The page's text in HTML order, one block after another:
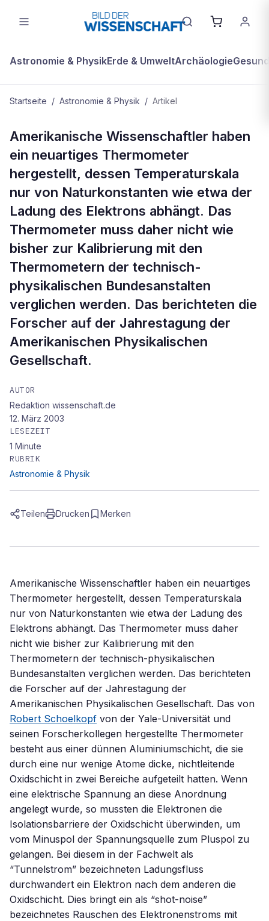
Astronomie & PhysikErde & UmweltArchäologie
Startseite / Astronomie & Physik / Artikel
Forscher: "Rausch-Thermometer"
macht Kalibrierung überflüssig
Amerikanische Wissenschaftler haben
ein neuartiges Thermometer
hergestellt, dessen Temperaturskala
nur von Naturkonstanten wie etwa der
Ladung des Elektrons abhängt. Das
Thermometer muss daher nicht wie
bisher zur Kalibrierung mit den
Thermometern der technisch-
physikalischen Bundesanstalten
verglichen werden. Das berichteten die
Forscher auf der Jahrestagung der
Amerikanischen Physikalischen
Gesellschaft.
AUTOR
Redaktion wissenschaft.de
12. März 2003
LESEZEIT
1 Minute
RUBRIK
Astronomie & Physik
Teilen Drucken Merken
Amerikanische Wissenschaftler haben ein neuartiges
Thermometer hergestellt, dessen Temperaturskala
nur von Naturkonstanten wie etwa der Ladung des
Elektrons abhängt. Das Thermometer muss daher
nicht wie bisher zur Kalibrierung mit den
Thermometern der technisch-physikalischen
Bundesanstalten verglichen werden. Das berichteten
die Forscher auf der Jahrestagung der
Amerikanischen Physikalischen Gesellschaft. Das von
Robert Schoelkopf von der Yale-Universität und
seinen Forscherkollegen hergestellte Thermometer
besteht aus einer dünnen Aluminiumschicht, die sie
durch eine nur wenige Atome dicke, nichtleitende
Oxidschicht in zwei Bereiche aufgeteilt hatten. Wenn
eine elektrische Spannung an diese Anordnung
angelegt wurde, so mussten die Elektronen die
Isolationsbarriere der Oxidschicht überwinden, um
vom Minuspol der Spannungsquelle zum Pluspol zu
gelangen. Bei diesem in der Fachwelt als
“Tunnelstrom” bezeichneten Ladungsfluss
durchwandert ein Elektron nach dem anderen die
Oxidschicht. Dies bringt ein als “shot-noise”
bezeichnetes Rauschen des Elektronenstroms mit